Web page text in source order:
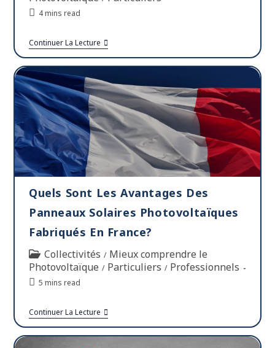
4 mins read
Continuer La Lecture
Quels Sont Les Avantages Des
Panneaux Solaires Photovoltaïques
Fabriqués En France?
Collectivités / Mieux comprendre le
Photovoltaïque / Particuliers / Professionnels
5 mins read
Continuer La Lecture